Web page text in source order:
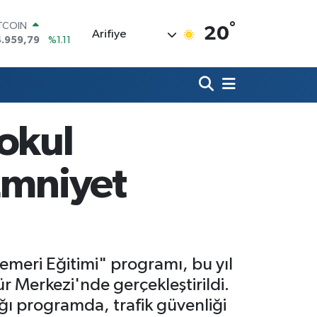
%0.18
%0.32
%0.03
%-14
%1.11
Arifiye 20°
Eğitimi" programı, bu yıl
Merkezi'nde gerçekleştirildi.
programda, trafik güvenliği